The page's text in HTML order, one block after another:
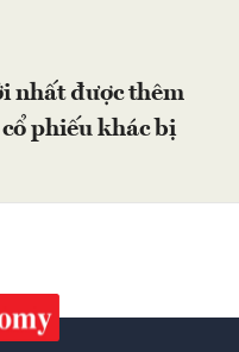
nhất được thêm
phiếu khác bị